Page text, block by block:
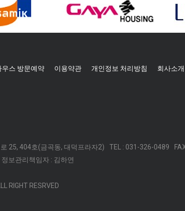
우스 방문예약 이용약관 개인정보 처리방침 회사소개
25, 404호(금곡동, 대덕프라자2)
TEL : 031-326-0489
정보관리책임자 : 김하연
RIGHT RESRVED